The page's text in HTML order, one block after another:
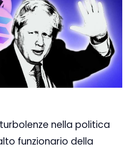
nella politica
funzionario della